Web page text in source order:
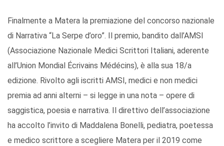
Finalmente a Matera la premiazione del concorso nazionale
di Narrativa “La Serpe d’oro”. Il premio, bandito dall’AMSI
(Associazione Nazionale Medici Scrittori Italiani, aderente
all’Union Mondial Écrivains Médécins), è alla sua 18/a
edizione. Rivolto agli iscritti AMSI, medici e non medici
premia ad anni alterni – si legge in una nota – opere di
saggistica, poesia e narrativa. Il direttivo dell’associazione
ha accolto l’invito di Maddalena Bonelli, pediatra, poetessa
e medico scrittore a scegliere Matera per il 2019 come